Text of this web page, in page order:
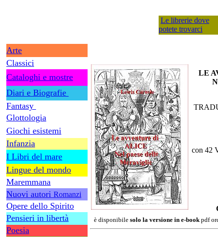
Arte
Classici
Cataloghi e mostre
Diari e Biografie
Fantasy
Glottologia
Giochi esistemi
Infanzia
I Libri del mare
Lingue del mondo
Maremmana
Nuovi autori Romanzi
Opere dello Spirito
Pensieri in libertà
Poesia
Le librerie dove
potete trovarci
LE
con 42
è disponibile solo la versione in e-bookpdf